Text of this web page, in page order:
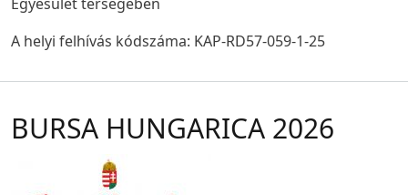
A helyi felhívás kódszáma: KAP-RD57-059-1-25
BURSA HUNGARICA 2026